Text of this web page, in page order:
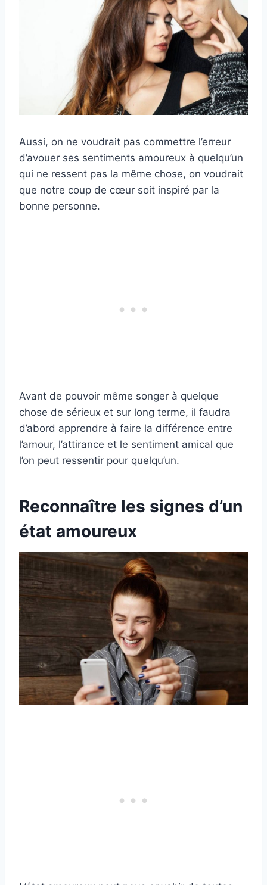
Aussi, on ne voudrait pas commettre l’erreur
d’avouer ses sentiments amoureux à quelqu’un
qui ne ressent pas la même chose, on voudrait
que notre coup de cœur soit inspiré par la
bonne personne.
Avant de pouvoir même songer à quelque
chose de sérieux et sur long terme, il faudra
d’abord apprendre à faire la différence entre
l’amour, l’attirance et le sentiment amical que
l’on peut ressentir pour quelqu’un.
Reconnaître les signes d’un
état amoureux